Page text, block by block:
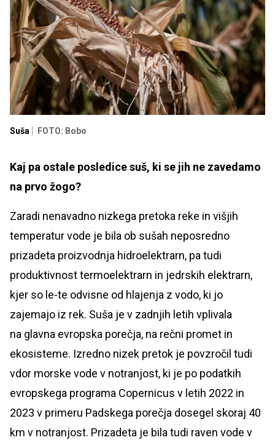
Suša FOTO: Bobo
Kaj pa ostale posledice suš, ki se jih ne zavedamo
na prvo žogo?
Zaradi nenavadno nizkega pretoka reke in višjih
temperatur vode je bila ob sušah neposredno
prizadeta proizvodnja hidroelektrarn, pa tudi
produktivnost termoelektrarn in jedrskih elektrarn,
kjer so le-te odvisne od hlajenja z vodo, ki jo
zajemajo iz rek. Suša je v zadnjih letih vplivala
na glavna evropska porečja, na rečni promet in
ekosisteme. Izredno nizek pretok je povzročil tudi
vdor morske vode v notranjost, ki je po podatkih
evropskega programa Copernicus v letih 2022 in
2023 v primeru Padskega porečja dosegel skoraj 40
km v notranjost. Prizadeta je bila tudi raven vode v